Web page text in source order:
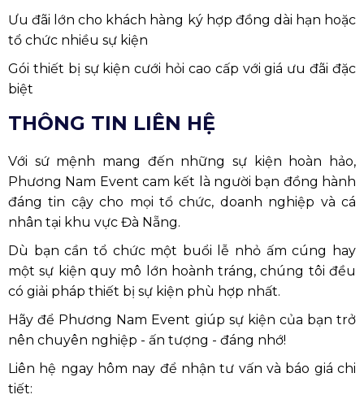
Ưu đãi lớn cho khách hàng ký hợp đồng dài hạn hoặc
tổ chức nhiều sự kiện
Gói thiết bị sự kiện cưới hỏi cao cấp với giá ưu đãi đặc
biệt
THÔNG TIN LIÊN HỆ
Với sứ mệnh mang đến những sự kiện hoàn hảo,
Phương Nam Event cam kết là người bạn đồng hành
đáng tin cậy cho mọi tổ chức, doanh nghiệp và cá
nhân tại khu vực Đà Nẵng.
Dù bạn cần tổ chức một buổi lễ nhỏ ấm cúng hay
một sự kiện quy mô lớn hoành tráng, chúng tôi đều
có giải pháp thiết bị sự kiện phù hợp nhất.
Hãy để Phương Nam Event giúp sự kiện của bạn trở
nên chuyên nghiệp - ấn tượng - đáng nhớ!
Liên hệ ngay hôm nay để nhận tư vấn và báo giá chi
tiết: